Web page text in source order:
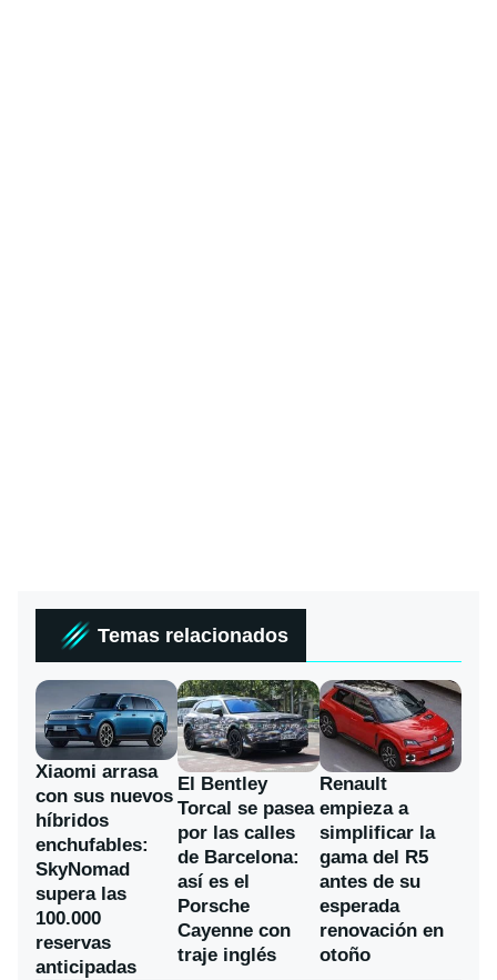
Temas relacionados
Xiaomi arrasa
con sus nuevos
híbridos
enchufables:
SkyNomad
supera las
100.000
reservas
anticipadas
El Bentley
Torcal se pasea
por las calles
de Barcelona:
así es el
Porsche
Cayenne con
traje inglés
Renault
empieza a
simplificar la
gama del R5
antes de su
esperada
renovación en
otoño